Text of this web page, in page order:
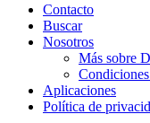
Contacto
Buscar
Nosotros
Más sobre
Aplicaciones
Política de